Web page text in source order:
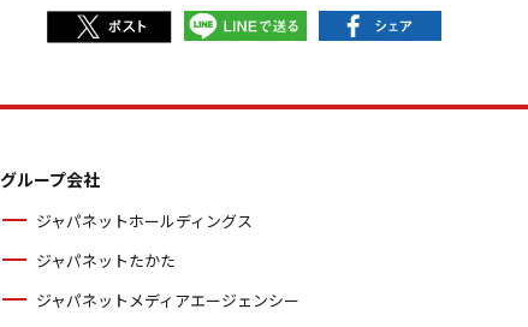
グループ会社
ジャパネットホールディングス
ジャパネットたかた
ジャパネットメディアエージェンシー